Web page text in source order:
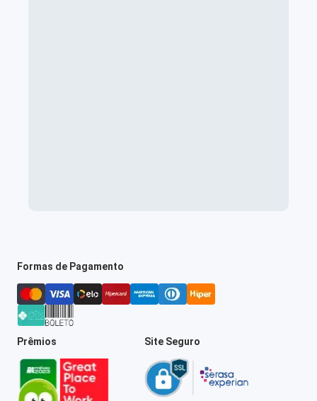
Formas de Pagamento
Prêmios Site Seguro